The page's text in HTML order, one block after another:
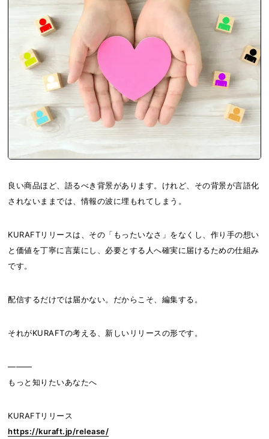
良い商品ほど、語るべき背景があります。けれど、その背景が言語化
されないままでは、情報の波に埋もれてしまう。
KURAFTリリースは、その「もったいなさ」をなくし、作り手の想い
と価値を丁寧に言葉にし、必要とする人へ確実に届けるための仕組み
です。
配信するだけでは届かない。だからこそ、編集する。
それがKURAFTの考える、新しいリリースの形です。
―――
もっと知りたいあなたへ
KURAFTリリース
https://kuraft.jp/release/